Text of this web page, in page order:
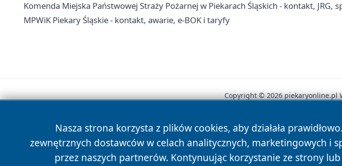
Komenda Miejska Państwowej Straży Pożarnej w Piekarach Śląskich - kontakt, JRG,
MPWiK Piekary Śląskie - kontakt, awarie, e-BOK i taryfy
Nasza strona korzysta z plików cookies, aby działała
zewnętrznych dostawców w celach analitycznych, marketingowych i
przez naszych partnerów. Kontynuując korzystanie ze strony
Copyright © 2026 piekaryonline.pl
News Autorzy Polityka